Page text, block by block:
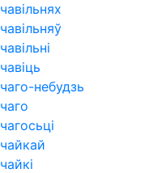
чавільнях
чавільняў
чавільні
чавіць
чаго-небудзь
чаго
чагосьці
чайкай
чайкі